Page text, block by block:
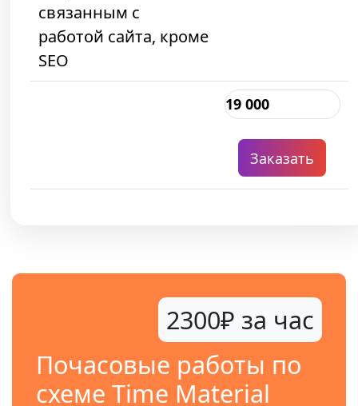
связанным с
работой сайта, кроме
SEO
19 000
Заказать
2300₽ за час
Почасовые работы по
схеме Time Material